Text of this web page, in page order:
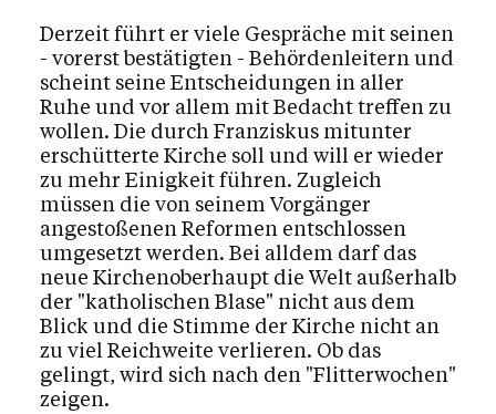
Derzeit führt er viele Gespräche mit seinen
- vorerst bestätigten - Behördenleitern und
scheint seine Entscheidungen in aller
Ruhe und vor allem mit Bedacht treffen zu
wollen. Die durch Franziskus mitunter
erschütterte Kirche soll und will er wieder
zu mehr Einigkeit führen. Zugleich
müssen die von seinem Vorgänger
angestoßenen Reformen entschlossen
umgesetzt werden. Bei alldem darf das
neue Kirchenoberhaupt die Welt außerhalb
der "katholischen Blase" nicht aus dem
Blick und die Stimme der Kirche nicht an
zu viel Reichweite verlieren. Ob das
gelingt, wird sich nach den "Flitterwochen"
zeigen.